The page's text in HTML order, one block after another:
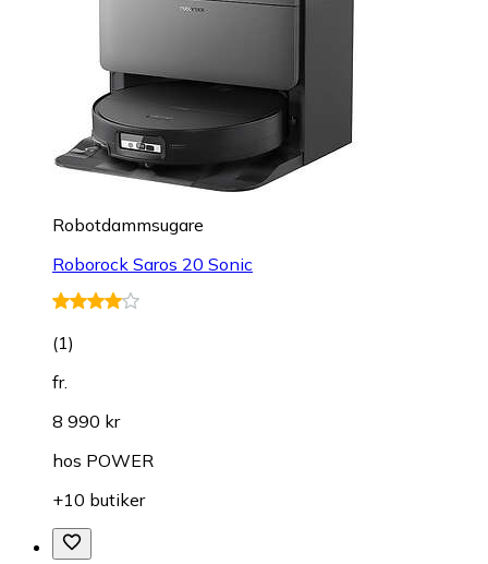
Robotdammsugare
Roborock Saros 20 Sonic
(1)
fr.
8 990 kr
hos POWER
+10 butiker